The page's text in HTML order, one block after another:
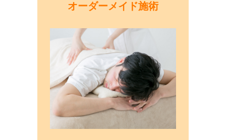
オーダーメイド施術